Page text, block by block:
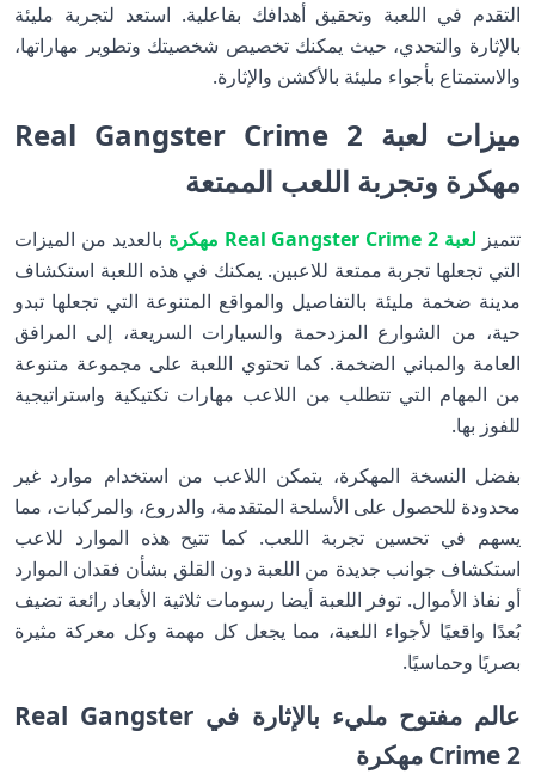
التقدم في اللعبة وتحقيق أهدافك بفاعلية. استعد لتجربة مليئة
بالإثارة والتحدي، حيث يمكنك تخصيص شخصيتك وتطوير مهاراتها،
والاستمتاع بأجواء مليئة بالأكشن والإثارة.
ميزات لعبة Real Gangster Crime 2
مهكرة وتجربة اللعب الممتعة
تتميز لعبة Real Gangster Crime 2 مهكرة
بالعديد من الميزات
التي تجعلها تجربة ممتعة للاعبين. يمكنك في هذه اللعبة استكشاف
مدينة ضخمة مليئة بالتفاصيل والمواقع المتنوعة التي تجعلها تبدو
حية، من الشوارع المزدحمة والسيارات السريعة، إلى المرافق
العامة والمباني الضخمة. كما تحتوي اللعبة على مجموعة متنوعة
من المهام التي تتطلب من اللاعب مهارات تكتيكية واستراتيجية
للفوز بها.
بفضل النسخة المهكرة، يتمكن اللاعب من استخدام موارد غير
محدودة للحصول على الأسلحة المتقدمة، والدروع، والمركبات، مما
يسهم في تحسين تجربة اللعب. كما تتيح هذه الموارد للاعب
استكشاف جوانب جديدة من اللعبة دون القلق بشأن فقدان الموارد
أو نفاذ الأموال. توفر اللعبة أيضا رسومات ثلاثية الأبعاد رائعة تضيف
بُعدًا واقعيًا لأجواء اللعبة، مما يجعل كل مهمة وكل معركة مثيرة
بصريًا وحماسيًا.
عالم مفتوح مليء بالإثارة في Real Gangster
Crime 2 مهكرة